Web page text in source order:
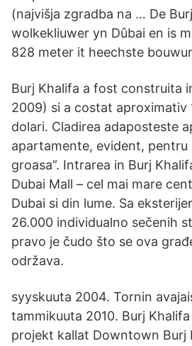
(najvišja zgradba na … De
wolkekliuwer yn Dûbai en is
828 meter it heechste
Burj Khalifa a fost construita
2009) si a costat aproximativ
dolari. Cladirea adaposteste
apartamente, evident, pentru
groasa”. Intrarea in Burj
Dubai Mall – cel mai mare
Dubai si din lume. Sa
26.000 individualno sečenih
pravo je čudo što se ova
održava.
syyskuuta 2004. Tornin
tammikuuta 2010. Burj
projekt kallat Downtown Burj